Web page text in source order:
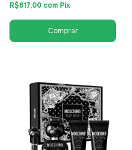
R$817,00 com Pix